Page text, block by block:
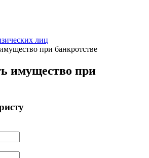
лиц
при банкротстве
имущество при